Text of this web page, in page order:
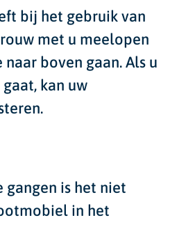
bij het gebruik van
met u meelopen
boven gaan. Als u
kan uw
gangen is het niet
in het